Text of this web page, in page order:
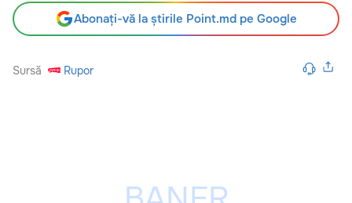
Abonați-vă la știrile Point.md pe Google
Sursă Rupor